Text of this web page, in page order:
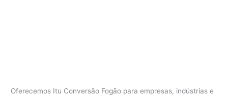
Oferecemos Itu Conversão Fogão para empresas, indústrias e